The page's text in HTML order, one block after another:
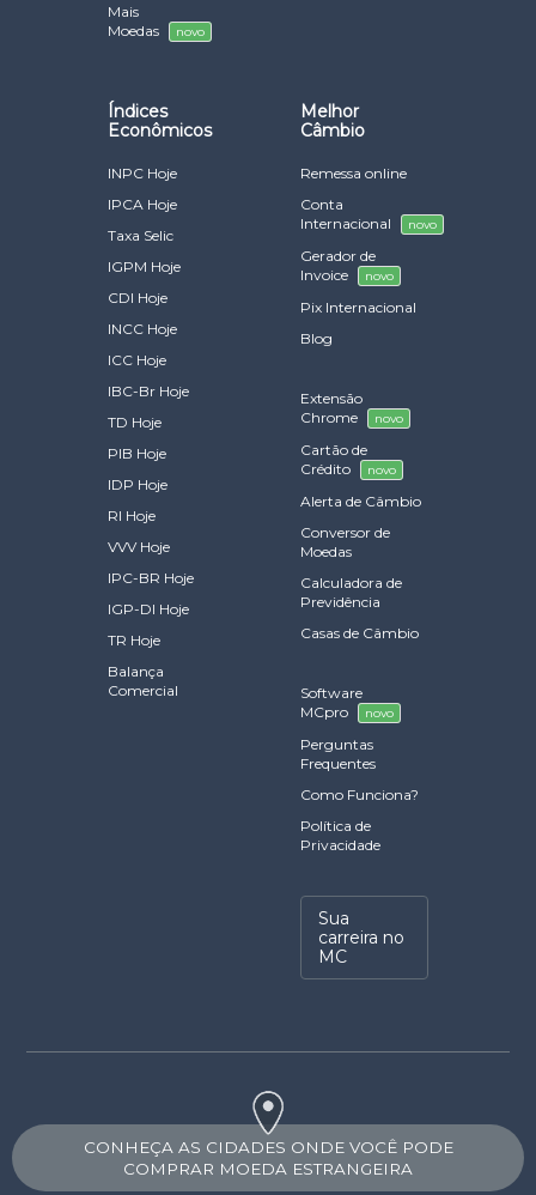
Mais
Moedas
novo
Índices
Econômicos
INPC Hoje
IPCA Hoje
Taxa Selic
IGPM Hoje
CDI Hoje
INCC Hoje
ICC Hoje
IBC-Br Hoje
TD Hoje
PIB Hoje
IDP Hoje
RI Hoje
VVV Hoje
IPC-BR Hoje
IGP-DI Hoje
TR Hoje
Balança
Comercial
Melhor
Câmbio
Remessa online
Conta
Internacional
novo
Gerador de
Invoice
novo
Pix Internacional
Blog
Extensão
Chrome
novo
Cartão de
Crédito
novo
Alerta de Câmbio
Conversor de
Moedas
Calculadora de
Previdência
Casas de Câmbio
Software
MCpro
novo
Perguntas
Frequentes
Como Funciona?
Política de
Privacidade
Sua
carreira no
MC
CONHEÇA AS CIDADES ONDE VOCÊ PODE
COMPRAR MOEDA ESTRANGEIRA